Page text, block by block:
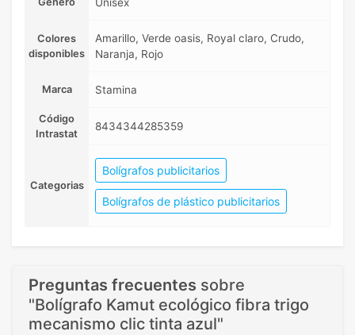
Unisex
Colores
disponibles
Amarillo, Verde oasis, Royal claro, Crudo,
Naranja, Rojo
Marca Stamina
Código
Intrastat
8434344285359
Categorias
Bolígrafos publicitarios
Bolígrafos de plástico publicitarios
Preguntas frecuentes sobre
"Bolígrafo Kamut ecológico fibra trigo
mecanismo clic tinta azul"